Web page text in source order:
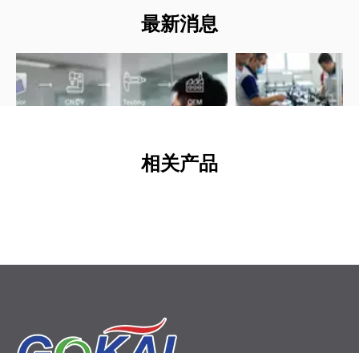
热门标签：聚碳酸酯阳光板，聚碳酸酯中空阳光板，聚碳
酸酯阳光板，阳光板塑料实心透明聚碳酸酯中空板价格，
10毫米聚碳酸酯阳光板拜耳蜂窝板，批发，中国，定制，
上一条:
最新消息
关于乙缩醛塑料您需要了解的一切：高性能 POM 部件工程师指南
均聚物缩醛之间的差异、关键特性、ESD
及设计和加工的专家技巧。
相关产品